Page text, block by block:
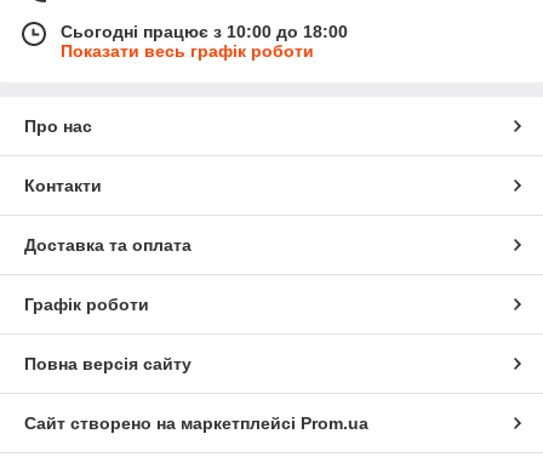
Сьогодні працює з 10:00 до 18:00
Показати весь графік роботи
Про нас
Контакти
Доставка та оплата
Графік роботи
Повна версія сайту
Сайт створено на маркетплейсі Prom.ua